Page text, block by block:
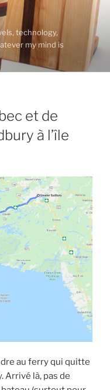
technology,
my mind is
et de
à l’île
au ferry qui quitte
Arrivé là, pas de